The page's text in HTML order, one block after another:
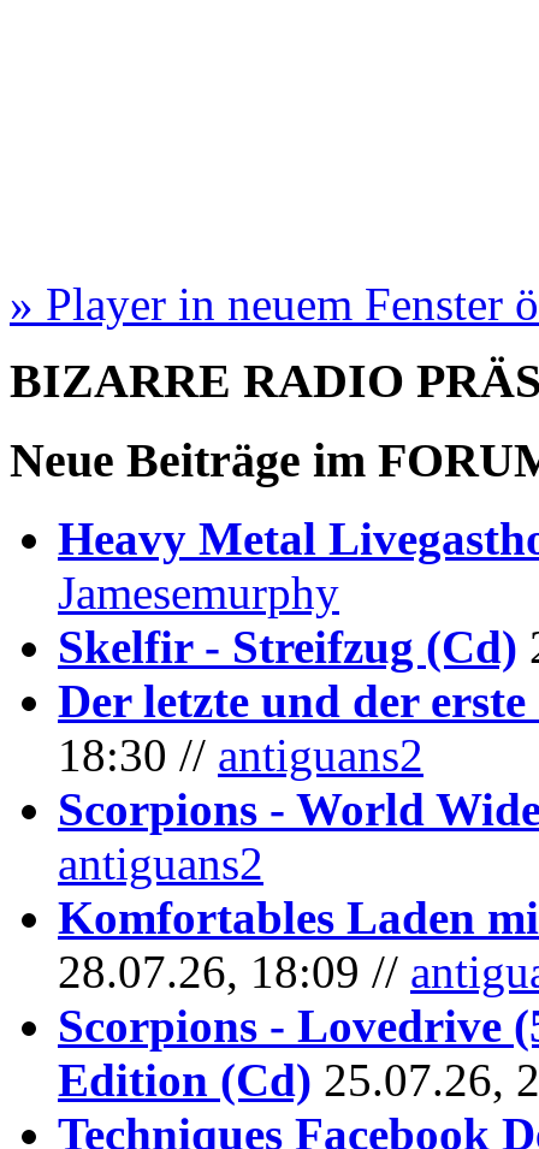
» Player in neuem Fenster
BIZARRE RADIO
Neue Beiträge im
Heavy Metal
Jamesemurphy
Skelfir - Streifzug (Cd)
Der letzte und der erste
18:30 // antiguans2
Scorpions - World
antiguans2
Komfortables Laden
28.07.26, 18:09 //
Scorpions - Lovedrive
Edition (Cd) 25.07.26,
Techniques Facebook